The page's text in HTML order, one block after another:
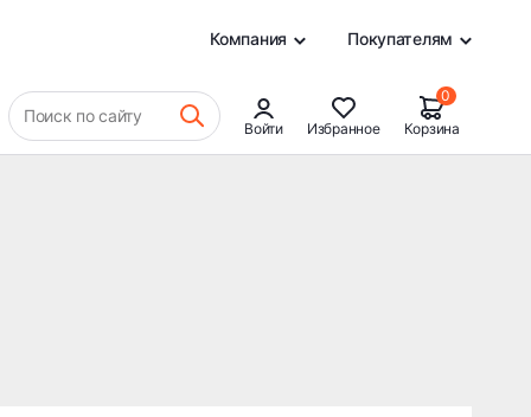
Компания Покупателям
Поиск по сайту
Войти Избранное
0
Корзина